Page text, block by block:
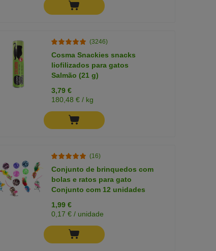
(3246)
Cosma Snackies snacks
liofilizados para gatos
Salmão (21 g)
3,79 €
180,48 € / kg
(16)
Conjunto de brinquedos com
bolas e ratos para gato
Conjunto com 12 unidades
1,99 €
0,17 € / unidade